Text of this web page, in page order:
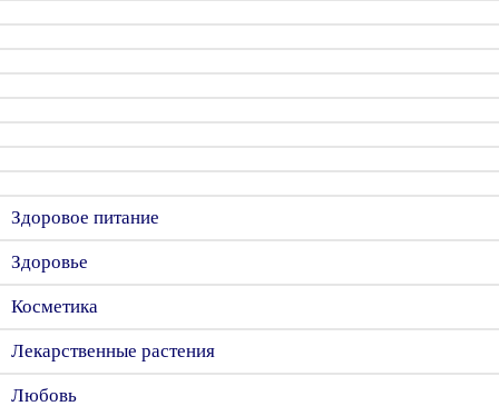
Здоровое питание
Здоровье
Косметика
Лекарственные растения
Любовь